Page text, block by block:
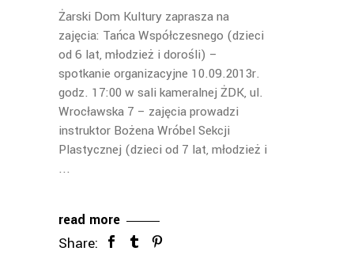
Żarski Dom Kultury zaprasza na
zajęcia: Tańca Współczesnego (dzieci
od 6 lat, młodzież i dorośli) –
spotkanie organizacyjne 10.09.2013r.
godz. 17:00 w sali kameralnej ŻDK, ul.
Wrocławska 7 – zajęcia prowadzi
instruktor Bożena Wróbel Sekcji
Plastycznej (dzieci od 7 lat, młodzież i
read more
Share: